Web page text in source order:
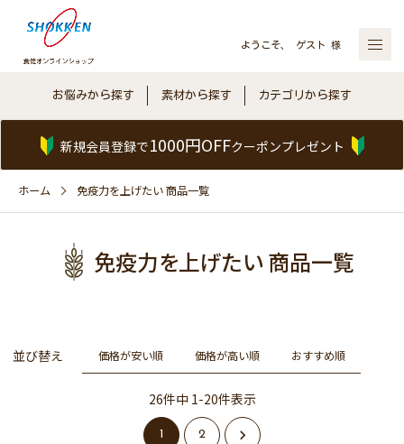
ようこそ、 ゲスト 様
お悩みから探す 素材から探す カテゴリから探す
新規会員登録で1000円OFFクーポンプレゼント
ホーム 免疫力を上げたい 商品一覧
免疫力を上げたい 商品一覧
並び替え 価格が安い順 価格が高い順 おすすめ順
26件中 1-20件表示
1 2